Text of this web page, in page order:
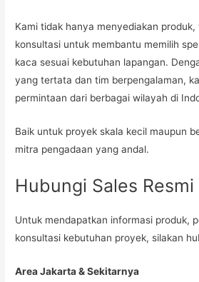
Kami tidak hanya menyediakan
konsultasi untuk membantu memilih
kaca sesuai kebutuhan lapangan.
yang tertata dan tim berpengalaman,
permintaan dari berbagai wilayah di
Baik untuk proyek skala kecil maupun
mitra pengadaan yang andal.
Hubungi Sales
Untuk mendapatkan informasi produk,
konsultasi kebutuhan proyek, silakan
Area Jakarta & Sekitarnya